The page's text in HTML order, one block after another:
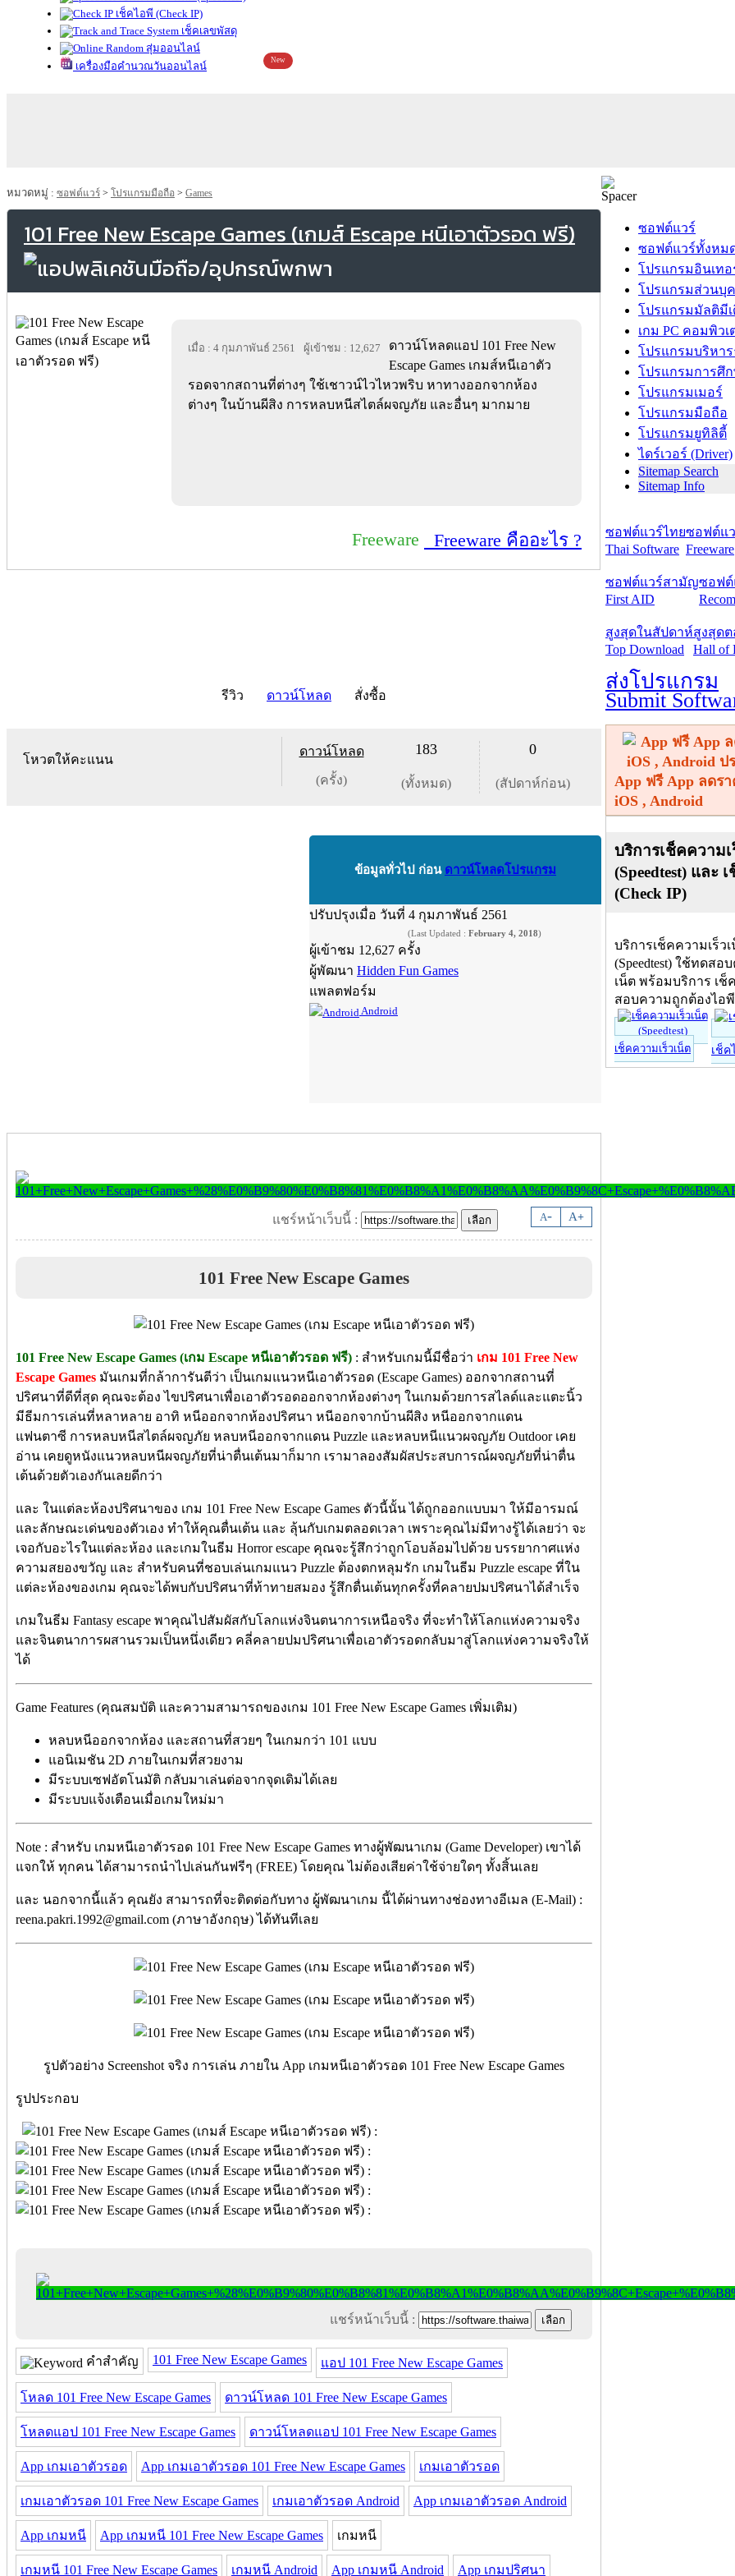
เช็คไอพี (Check IP)
เช็คเลขพัสดุ
สุ่มออนไลน์
เครื่องมือคำนวณวันออนไลน์
New
หมวดหมู่ : ซอฟต์แวร์ > โปรแกรมมือถือ > Games
101 Free New Escape Games (เกมส์ Escape หนีเอาตัวรอด ฟรี)
เมื่อ : 4 กุมภาพันธ์ 2561 ผู้เข้าชม : 12,627
ดาวน์โหลดแอป 101 Free New
Escape Games เกมส์หนีเอาตัว
รอดจากสถานที่ต่างๆ ใช้เชาวน์ไวไหวพริบ หาทางออกจากห้อง
ต่างๆ ในบ้านผีสิง การหลบหนีสไตล์ผจญภัย และอื่นๆ มากมาย
Freeware Freeware คืออะไร ?
รีวิว ดาวน์โหลด สั่งซื้อ
โหวตให้คะแนน
ดาวน์โหลด
(ครั้ง)
183
(ทั้งหมด)
0
(สัปดาห์ก่อน)
ข้อมูลทั่วไป ก่อน ดาวน์โหลดโปรแกรม
ปรับปรุงเมื่อ วันที่ 4 กุมภาพันธ์ 2561
(Last Updated : February 4, 2018)
ผู้เข้าชม 12,627 ครั้ง
ผู้พัฒนา Hidden Fun Games
แพลตฟอร์ม
Android
A- A+
แชร์หน้าเว็บนี้ :
101 Free New Escape Games
101 Free New Escape Games (เกม Escape หนีเอาตัวรอด ฟรี) : สำหรับเกมนี้มีชื่อว่า เกม 101 Free New
Escape Games มันเกมที่กล้าการันตีว่า เป็นเกมแนวหนีเอาตัวรอด (Escape Games) ออกจากสถานที่
ปริศนาที่ดีที่สุด คุณจะต้อง ไขปริศนาเพื่อเอาตัวรอดออกจากห้องต่างๆ ในเกมด้วยการสไลด์และแตะนิ้ว
มีธีมการเล่นที่หลาหลาย อาทิ หนีออกจากห้องปริศนา หนีออกจากบ้านผีสิง หนีออกจากแดน
แฟนตาซี การหลบหนีสไตล์ผจญภัย หลบหนีออกจากแดน Puzzle และหลบหนีแนวผจญภัย Outdoor เคย
อ่าน เคยดูหนังแนวหลบหนีผจญภัยที่น่าตื่นเต้นมาก็มาก เรามาลองสัมผัสประสบการณ์ผจญภัยที่น่าตื่น
เต้นด้วยตัวเองกันเลยดีกว่า
และ ในแต่ละห้องปริศนาของ เกม 101 Free New Escape Games ตัวนี้นั้น ได้ถูกออกแบบมา ให้มีอารมณ์
และลักษณะเด่นของตัวเอง ทำให้คุณตื่นเต้น และ ลุ้นกับเกมตลอดเวลา เพราะคุณไม่มีทางรู้ได้เลยว่า จะ
เจอกับอะไรในแต่ละห้อง และเกมในธีม Horror escape คุณจะรู้สึกว่าถูกโอบล้อมไปด้วย บรรยากาศแห่ง
ความสยองขวัญ และ สำหรับคนที่ชอบเล่นเกมแนว Puzzle ต้องตกหลุมรัก เกมในธีม Puzzle escape ที่ใน
แต่ละห้องของเกม คุณจะได้พบกับปริศนาที่ท้าทายสมอง รู้สึกตื่นเต้นทุกครั้งที่คลายปมปริศนาได้สำเร็จ
เกมในธีม Fantasy escape พาคุณไปสัมผัสกับโลกแห่งจินตนาการเหนือจริง ที่จะทำให้โลกแห่งความจริง
และจินตนาการผสานรวมเป็นหนึ่งเดียว คลี่คลายปมปริศนาเพื่อเอาตัวรอดกลับมาสู่โลกแห่งความจริงให้
ได้
Game Features (คุณสมบัติ และความสามารถของเกม 101 Free New Escape Games เพิ่มเติม)
หลบหนีออกจากห้อง และสถานที่สวยๆ ในเกมกว่า 101 แบบ
แอนิเมชัน 2D ภายในเกมที่สวยงาม
มีระบบเซฟอัตโนมัติ กลับมาเล่นต่อจากจุดเดิมได้เลย
มีระบบแจ้งเตือนเมื่อเกมใหม่มา
Note : สำหรับ เกมหนีเอาตัวรอด 101 Free New Escape Games ทางผู้พัฒนาเกม (Game Developer) เขาได้
แจกให้ ทุกคน ได้สามารถนำไปเล่นกันฟรีๆ (FREE) โดยคุณ ไม่ต้องเสียค่าใช้จ่ายใดๆ ทั้งสิ้นเลย
และ นอกจากนี้แล้ว คุณยัง สามารถที่จะติดต่อกับทาง ผู้พัฒนาเกม นี้ได้ผ่านทางช่องทางอีเมล (E-Mail) :
reena.pakri.1992@gmail.com (ภาษาอังกฤษ) ได้ทันทีเลย
รูปตัวอย่าง Screenshot จริง การเล่น ภายใน App เกมหนีเอาตัวรอด 101 Free New Escape Games
รูปประกอบ
แชร์หน้าเว็บนี้ :
คำสำคัญ 101 Free New Escape Games แอป 101 Free New Escape Games
โหลด 101 Free New Escape Games ดาวน์โหลด 101 Free New Escape Games
โหลดแอป 101 Free New Escape Games ดาวน์โหลดแอป 101 Free New Escape Games
App เกมเอาตัวรอด App เกมเอาตัวรอด 101 Free New Escape Games เกมเอาตัวรอด
เกมเอาตัวรอด 101 Free New Escape Games เกมเอาตัวรอด Android App เกมเอาตัวรอด Android
App เกมหนี App เกมหนี 101 Free New Escape Games เกมหนี
เกมหนี 101 Free New Escape Games เกมหนี Android App เกมหนี Android App เกมปริศนา
ซอฟต์แวร์
ซอฟต์แวร์ทั้งหม
โปรแกรมอินเทอ
โปรแกรมส่วนบุ
โปรแกรมมัลติมีเ
เกม PC คอมพิวเ
โปรแกรมบริหา
โปรแกรมการศึ
โปรแกรมเมอร์
โปรแกรมมือถือ
โปรแกรมยูทิลิตี้
ไดร์เวอร์ (Driver)
Sitemap Search
Sitemap Info
ซอฟต์แวร์ไทย
Thai Software
ซอฟต์แ
Freeware
ซอฟต์แวร์สามัญ
First AID
ซอฟต์
สูงสุดในสัปดาห์
Top Download
สูงสุด
Hall of
ส่งโปรแกรม
Submit
App ฟรี App ลดร
iOS , Android
บริการเช็คความเ
(Speedtest) และ
(Check IP)
บริการเช็คความเร็ว
(Speedtest) ใช้ทดสอ
เน็ต พร้อมบริการ เช็
สอบความถูกต้องไอ
เช็คความเร็วเน็ต เช็ค